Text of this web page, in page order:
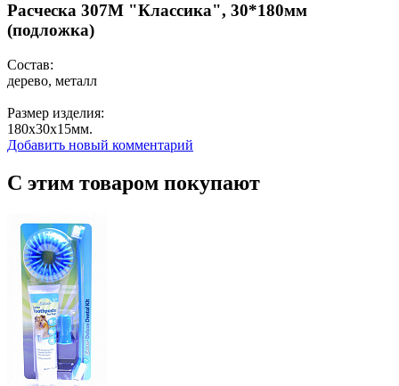
Расческа 307M "Классика", 30*180мм
(подложка)
Состав:
дерево, металл
Размер изделия:
180х30х15мм.
Добавить новый комментарий
С этим товаром покупают